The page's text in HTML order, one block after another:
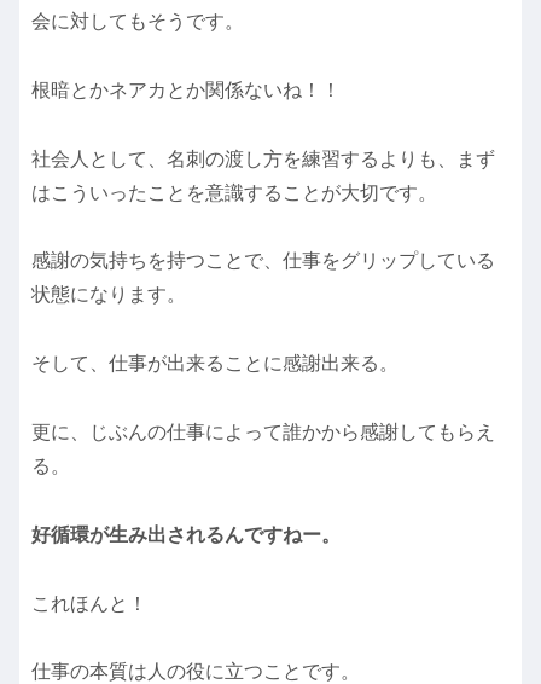
会に対してもそうです。
根暗とかネアカとか関係ないね！！
社会人として、名刺の渡し方を練習するよりも、まず
はこういったことを意識することが大切です。
感謝の気持ちを持つことで、仕事をグリップしている
状態になります。
そして、仕事が出来ることに感謝出来る。
更に、じぶんの仕事によって誰かから感謝してもらえ
る。
好循環が生み出されるんですねー。
これほんと！
仕事の本質は人の役に立つことです。